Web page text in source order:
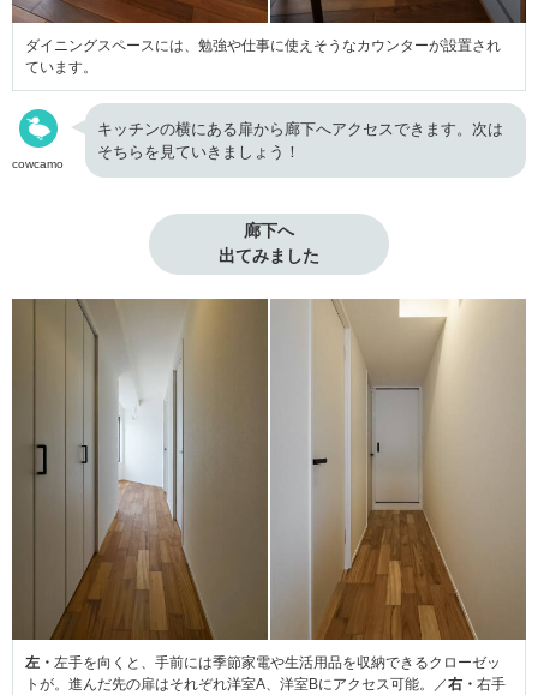
ダイニングスペースには、勉強や仕事に使えそうなカウンターが設置され
ています。
cowcamo
キッチンの横にある扉から廊下へアクセスできます。次は
そちらを見ていきましょう！
廊下へ
出てみました
左・ 左手を向くと、手前には季節家電や生活用品を収納できるクローゼッ
トが。進んだ先の扉はそれぞれ洋室A、洋室Bにアクセス可能。／右・ 右手